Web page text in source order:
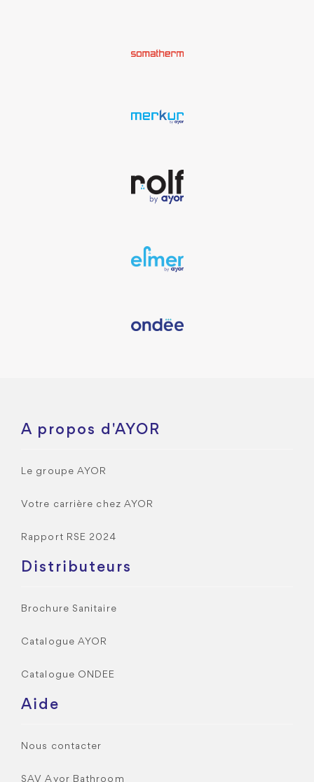
A propos d'AYOR
Le groupe AYOR
Votre carrière chez AYOR
Rapport RSE 2024
Distributeurs
Brochure Sanitaire
Catalogue AYOR
Catalogue ONDEE
Aide
Nous contacter
SAV Ayor Bathroom